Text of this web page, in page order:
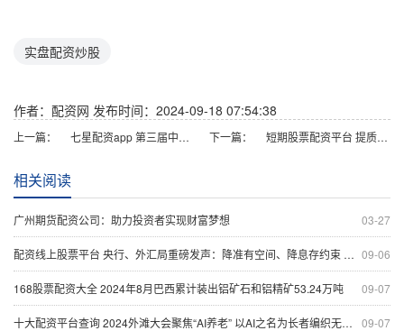
实盘配资炒股
作者：配资网 发布时间：2024-09-18 07:54:38
上一篇： 七星配资app 第三届中欧能源技术创新合作论坛在穗举行 下一篇： 短期股票配资平台 提质增效！泸州老窖2024中报值得一场价值重估
相关阅读
03-27
广州期货配资公司：助力投资者实现财富梦想
09-06
配资线上股票平台 央行、外汇局重磅发声：降准有空间、降息存约束 国际收支规模有望继续提升
09-07
168股票配资大全 2024年8月巴西累计装出铝矿石和铝精矿53.24万吨
09-07
十大配资平台查询 2024外滩大会聚焦“AI养老” 以AI之名为长者编织无碍生活网